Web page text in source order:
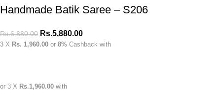
Handmade Batik Saree – S206
Rs.6,880.00 Rs.5,880.00
3 X Rs. 1,960.00 or 8% Cashback with
or 3 X Rs.1,960.00 with